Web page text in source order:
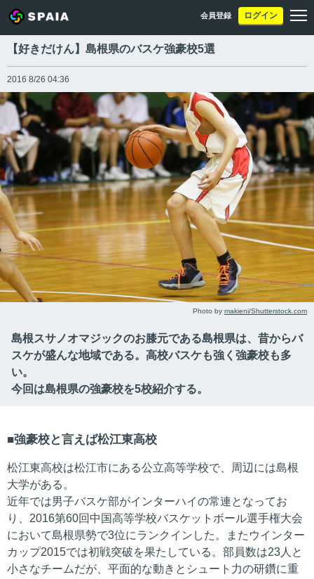
会員登録 ログイン
【好きだけん】島根県のバスケ強豪校5選
2016 8/26 04:36
Photo by makieni/Shutterstock.com
島根スサノオマジックのお膝元である島根県は、昔からバ
スケが盛んな地域である。高校バスケも強く強豪校も多
い。
今回は島根県の強豪校を5校紹介する。
強豪校と言えば松江東高校
松江東高校は松江市にある公立高等学校で、周辺には島根
大学がある。
近年では男子バスケ部がインターハイの常連となってお
り、2016第60回中国高等学校バスケットボール選手権大会
において島根県勢で3位にランクインした。またウインター
カップ2015では初戦突破を果たしている。部員数は23人と
小さなチームだが、平面的な動きとシュート力の研鑽に重